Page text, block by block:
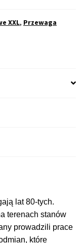
menu
XXL, Przewaga
lat 80-tych.
terenach stanów
prowadzili prace
które